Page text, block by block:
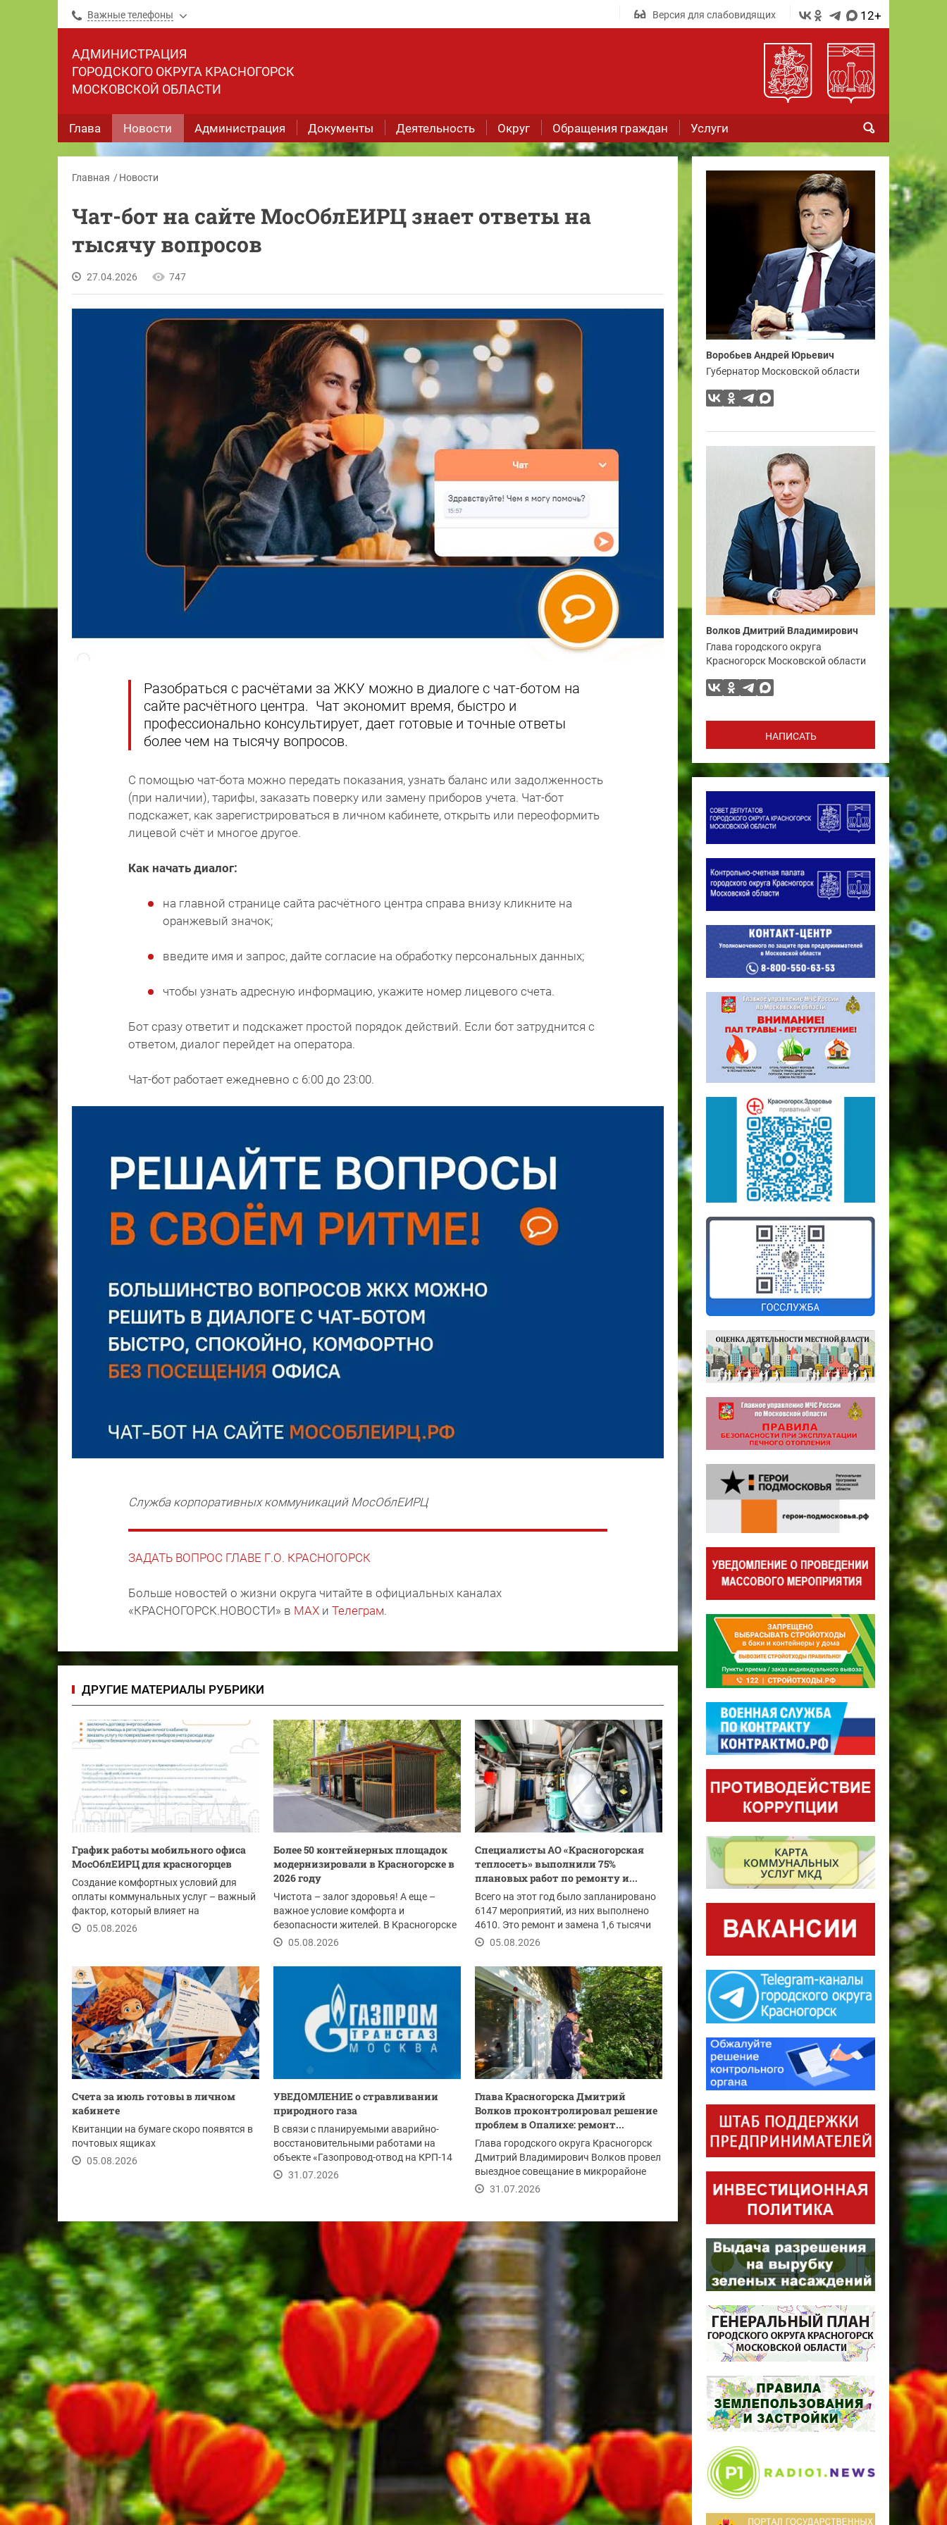
Важные телефоны Версия для слабовидящих 12+
АДМИНИСТРАЦИЯ
ГОРОДСКОГО ОКРУГА КРАСНОГОРСК
МОСКОВСКОЙ ОБЛАСТИ
Глава Новости Администрация Документы Деятельность Округ Обращения граждан Услуги
Главная Новости
Чат-бот на сайте МосОблЕИРЦ знает ответы на
тысячу вопросов
27.04.2026 747
Разобраться с расчётами за ЖКУ можно в диалоге с чат-ботом на
сайте расчётного центра. Чат экономит время, быстро и
профессионально консультирует, дает готовые и точные ответы
более чем на тысячу вопросов.
С помощью чат-бота можно передать показания, узнать баланс или задолженность
(при наличии), тарифы, заказать поверку или замену приборов учета. Чат-бот
подскажет, как зарегистрироваться в личном кабинете, открыть или переоформить
лицевой счёт и многое другое.
Как начать диалог:
на главной странице сайта расчётного центра справа внизу кликните на
оранжевый значок;
введите имя и запрос, дайте согласие на обработку персональных данных;
чтобы узнать адресную информацию, укажите номер лицевого счета.
Бот сразу ответит и подскажет простой порядок действий. Если бот затруднится с
ответом, диалог перейдет на оператора.
Чат-бот работает ежедневно с 6:00 до 23:00.
Служба корпоративных коммуникаций МосОблЕИРЦ
ЗАДАТЬ ВОПРОС ГЛАВЕ Г.О. КРАСНОГОРСК
Больше новостей о жизни округа читайте в официальных каналах
«КРАСНОГОРСК.НОВОСТИ» в MAX и Телеграм.
ДРУГИЕ МАТЕРИАЛЫ РУБРИКИ
График работы мобильного офиса
МосОблЕИРЦ для красногорцев
Создание комфортных условий для
оплаты коммунальных услуг – важный
фактор, который влияет на
своевременность...
05.08.2026
Более 50 контейнерных площадок
модернизировали в Красногорске в
2026 году
Чистота – залог здоровья! А еще –
важное условие комфорта и
безопасности жителей. В Красногорске
этим летом провели...
05.08.2026
Специалисты АО «Красногорская
теплосеть» выполнили 75%
плановых работ по ремонту и...
Всего на этот год было запланировано
6147 мероприятий, из них выполнено
4610. Это ремонт и замена 1,6 тысячи
погонных...
05.08.2026
Счета за июль готовы в личном
кабинете
Квитанции на бумаге скоро появятся в
почтовых ящиках
05.08.2026
УВЕДОМЛЕНИЕ о стравливании
природного газа
В связи с планируемыми аварийно-
восстановительными работами на
объекте «Газопровод-отвод на КРП-14
Ду-1020 мм 2-я...
31.07.2026
Глава Красногорска Дмитрий
Волков проконтролировал решение
проблем в Опалихе: ремонт...
Глава городского округа Красногорск
Дмитрий Владимирович Волков провел
выездное совещание в микрорайоне
Опалиха после...
31.07.2026
Воробьев Андрей Юрьевич
Губернатор Московской области
Волков Дмитрий Владимирович
Глава городского округа
Красногорск Московской области
НАПИСАТЬ